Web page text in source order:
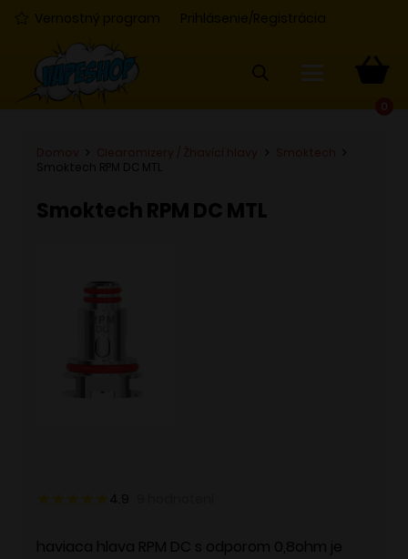
Vernostný program Prihlásenie/Registrácia
Smoktech RPM DC MTL
Smoktech RPM DC MTL
4.9
haviaca hlava RPM DC s odporom 0,8ohm je